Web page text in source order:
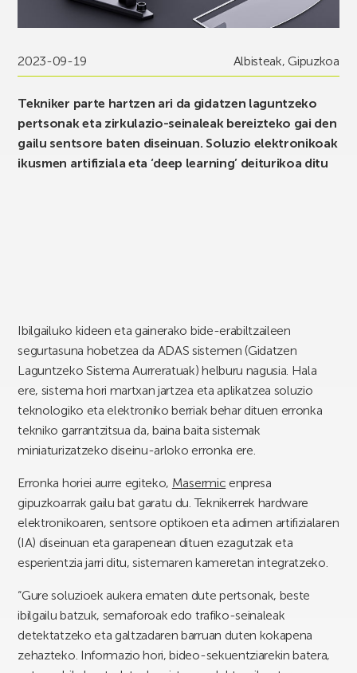
2023-09-19 Albisteak,Gipuzkoa
Tekniker parte hartzen ari da gidatzen laguntzeko
pertsonak eta zirkulazio-seinaleak bereizteko gai den
gailu sentsore baten diseinuan. Soluzio elektronikoak
ikusmen artifiziala eta ‘deep learning’ deiturikoa ditu
Ibilgailuko kideen eta gainerako bide-erabiltzaileen
segurtasuna hobetzea da ADAS sistemen (Gidatzen
Laguntzeko Sistema Aurreratuak) helburu nagusia. Hala
ere, sistema hori martxan jartzea eta aplikatzea soluzio
teknologiko eta elektroniko berriak behar dituen erronka
tekniko garrantzitsua da, baina baita sistemak
miniaturizatzeko diseinu-arloko erronka ere.
Erronka horiei aurre egiteko, Masermic enpresa
gipuzkoarrak gailu bat garatu du. Teknikerrek hardware
elektronikoaren, sentsore optikoen eta adimen artifizialaren
(IA) diseinuan eta garapenean dituen ezagutzak eta
esperientzia jarri ditu, sistemaren kameretan integratzeko.
“Gure soluzioek aukera ematen dute pertsonak, beste
ibilgailu batzuk, semaforoak edo trafiko-seinaleak
detektatzeko eta galtzadaren barruan duten kokapena
zehazteko. Informazio hori, bideo-sekuentziarekin batera,